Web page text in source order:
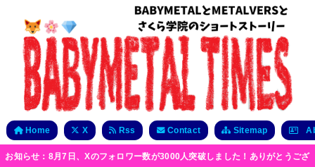
Home X Rss Contact Sitemap
お知らせ：8月7日、Xのフォロワー数が3000人突破しました！ありがとうござ